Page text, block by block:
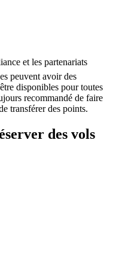
et les partenariats
peuvent avoir des
disponibles pour toutes
recommandé de faire
transférer des points.
des vols